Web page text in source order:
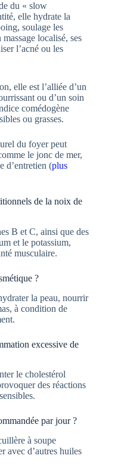
du « slow
elle hydrate la
soulage les
localisé, ses
l’acné ou les
elle est l’alliée d’un
ou d’un soin
comédogène
ou grasses.
du foyer peut
le jonc de mer,
d’entretien (plus
de la noix de
B et C, ainsi que des
et le potassium,
musculaire.
?
la peau, nourrir
à condition de
excessive de
le cholestérol
des réactions
par jour ?
à soupe
avec d’autres huiles